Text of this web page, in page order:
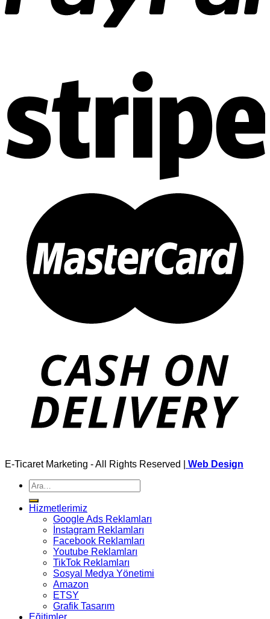
E-Ticaret Marketing - All Rights Reserved |
Web Design
Ara:
Hizmetlerimiz
Google Ads Reklamları
İnstagram Reklamları
Facebook Reklamları
Youtube Reklamları
TikTok Reklamları
Sosyal Medya Yönetimi
Amazon
ETSY
Grafik Tasarım